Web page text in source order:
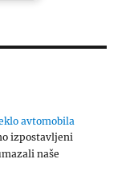
avtomobila
izpostavljeni
naše